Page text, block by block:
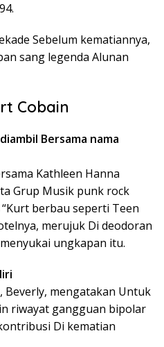
Sebelum kematiannya,
sang legenda Alunan
Cobain
Bersama nama
Kathleen Hanna
Grup Musik punk rock
berbau seperti Teen
merujuk Di deodoran
ungkapan itu.
Beverly, mengatakan Untuk
riwayat gangguan bipolar
Di kematian